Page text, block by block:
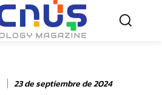
23 de septiembre de 2024